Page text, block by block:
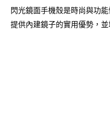
閃光鏡面手機殼是時尚與功能
提供內建鏡子的實用優勢，